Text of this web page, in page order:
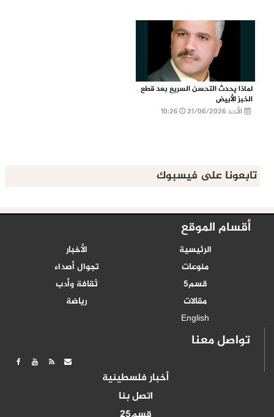
لماذا يحدث التحسن السريع بعد قطع
الخبز الأبيض
الأحد 21/06/2026
تابعونا على فيسبوك
أقسام الموقع
الرئيسية
الأخبار
منوعات
تجوال أصداء
قسم5
ثقافة وأدب
مقالات
رياضة
English
تواصل معنا
أخبار فلسطينية
اتصل بنا